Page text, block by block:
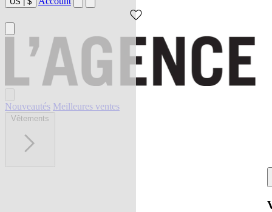
Nouveautés Meilleures ventes
Vêtements